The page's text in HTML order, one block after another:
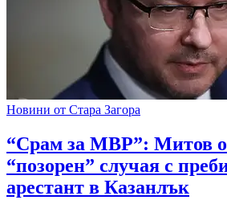
Новини от Стара Загора
“Срам за МВР”: Митов
“позорен” случая с
арестант в Казанлък